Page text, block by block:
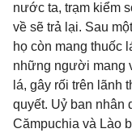
nước ta, trạm kiểm
về sẽ trả lại. Sau
họ còn mang thuốc
những người mang
lá, gây rối trên lãnh
quyết. Uỷ ban nhân
Cămpuchia và Lào